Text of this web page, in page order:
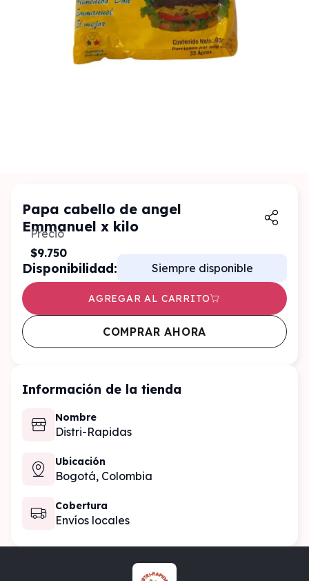
Papa cabello de angel
Emmanuel x kilo
Precio
$9.750
Disponibilidad: Siempre disponible
AGREGAR AL CARRITO
COMPRAR AHORA
Información de la tienda
Nombre
Distri-Rapidas
Ubicación
Bogotá, Colombia
Cobertura
Envíos locales